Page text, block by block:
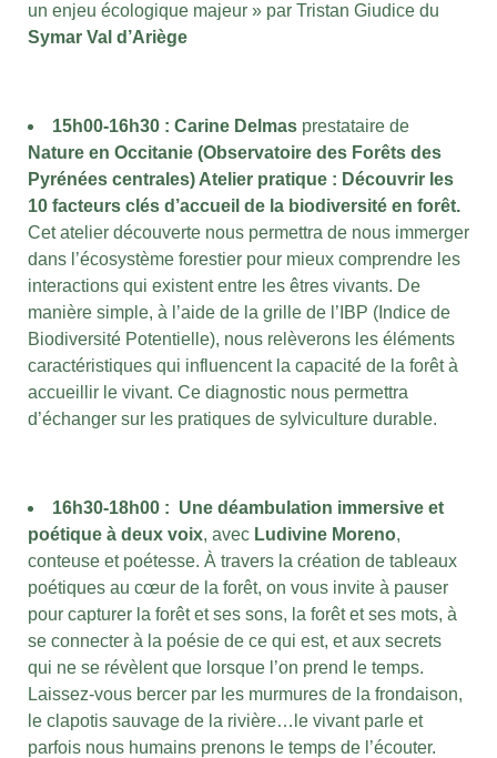
un enjeu écologique majeur » par Tristan Giudice du
Symar Val d’Ariège
15h00-16h30 : Carine Delmas prestataire de
Nature en Occitanie (Observatoire des Forêts des
Pyrénées centrales)Atelier pratique : Découvrir les
10 facteurs clés d’accueil de la biodiversité en forêt.
Cet atelier découverte nous permettra de nous immerger
dans l’écosystème forestier pour mieux comprendre les
interactions qui existent entre les êtres vivants. De
manière simple, à l’aide de la grille de l’IBP (Indice de
Biodiversité Potentielle), nous relèverons les éléments
caractéristiques qui influencent la capacité de la forêt à
accueillir le vivant. Ce diagnostic nous permettra
d’échanger sur les pratiques de sylviculture durable.
16h30-18h00 : Une déambulation immersive et
poétique à deux voix, avec Ludivine Moreno,
conteuse et poétesse. À travers la création de tableaux
poétiques au cœur de la forêt, on vous invite à pauser
pour capturer la forêt et ses sons, la forêt et ses mots, à
se connecter à la poésie de ce qui est, et aux secrets
qui ne se révèlent que lorsque l’on prend le temps.
Laissez-vous bercer par les murmures de la frondaison,
le clapotis sauvage de la rivière…le vivant parle et
parfois nous humains prenons le temps de l’écouter.